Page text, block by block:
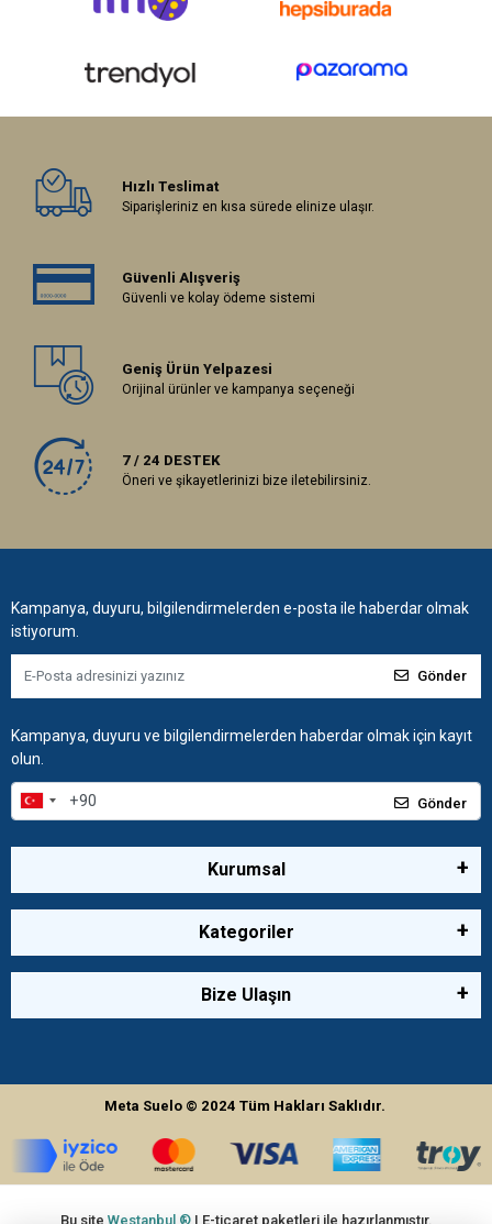
Hızlı Teslimat
Siparişleriniz en kısa sürede elinize ulaşır.
Güvenli Alışveriş
Güvenli ve kolay ödeme sistemi
Geniş Ürün Yelpazesi
Orijinal ürünler ve kampanya seçeneği
7 / 24 DESTEK
Öneri ve şikayetlerinizi bize iletebilirsiniz.
Kampanya, duyuru, bilgilendirmelerden e-posta ile haberdar olmak
istiyorum.
Gönder
Kampanya, duyuru ve bilgilendirmelerden haberdar olmak için kayıt
olun.
Gönder
Kurumsal
Kategoriler
Bize Ulaşın
Meta Suelo © 2024 Tüm Hakları Saklıdır.
Bu site Westanbul ® | E-ticaret paketleri ile hazırlanmıştır.